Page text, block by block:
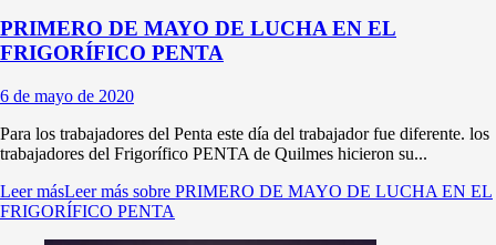
PRIMERO DE MAYO DE LUCHA EN EL
FRIGORÍFICO PENTA
6 de mayo de 2020
Para los trabajadores del Penta este día del trabajador fue diferente. los
trabajadores del Frigorífico PENTA de Quilmes hicieron su...
Leer másLeer más sobre PRIMERO DE MAYO DE LUCHA EN EL
FRIGORÍFICO PENTA